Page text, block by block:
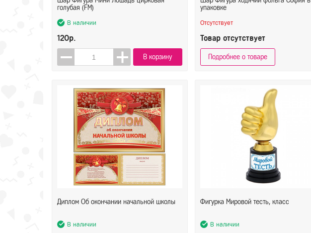
голубая (FM)
В наличии
120р.
В корзину
упаковке
Отсутствует
Товар отсутствует
Подробнее о товаре
Диплом Об окончании начальной школы
В наличии
Фигурка Мировой тесть, класс
В наличии